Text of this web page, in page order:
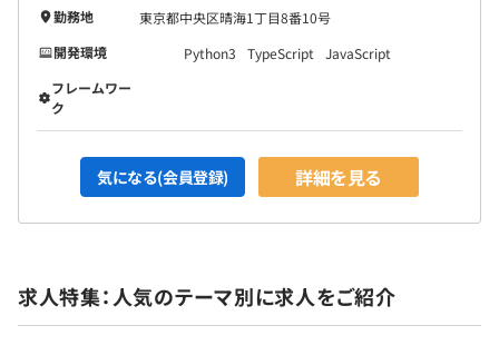
勤務地
東京都中央区晴海1丁目8番10号
開発環境
Python3 TypeScript
JavaScript
フレームワー
ク
気になる(会員登録) 詳細を見る
求人特集：人気のテーマ別に求人をご紹介